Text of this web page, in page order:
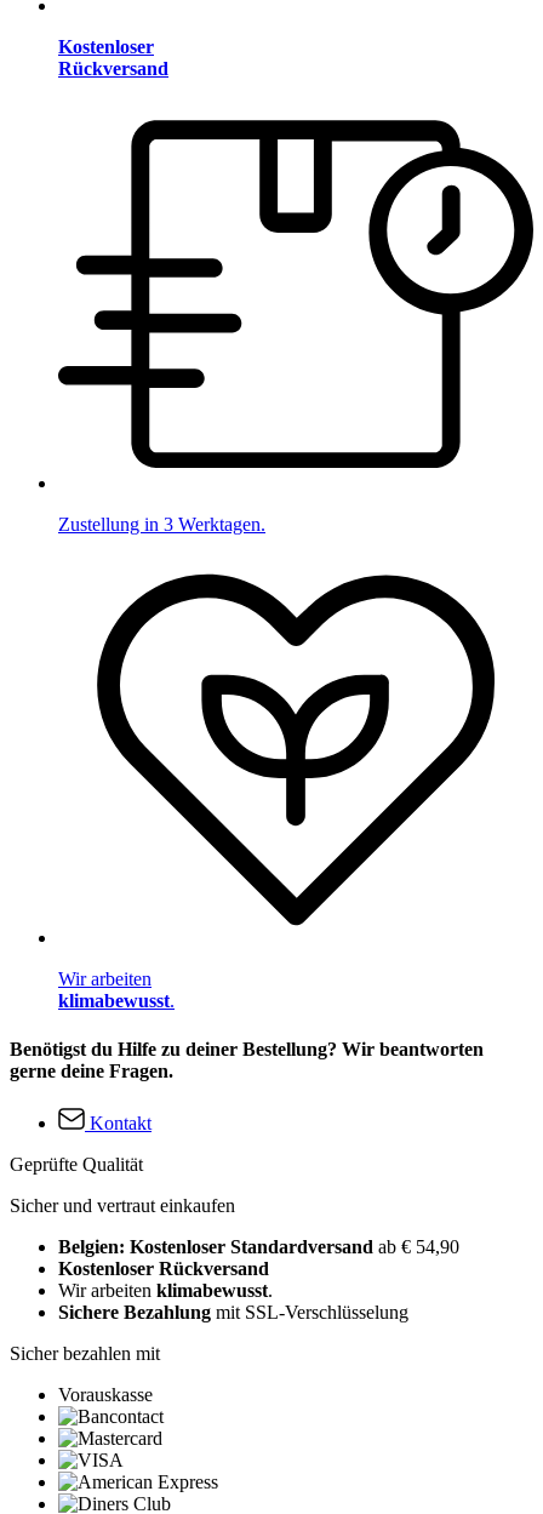
Kostenloser
Rückversand
Zustellung in 3 Werktagen.
Wir arbeiten
klimabewusst.
Benötigst du Hilfe zu deiner Bestellung? Wir beantworten
gerne deine Fragen.
Kontakt
Geprüfte Qualität
Sicher und vertraut einkaufen
Belgien: Kostenloser Standardversand ab € 54,90
Kostenloser Rückversand
Wir arbeiten klimabewusst.
Sichere Bezahlung mit SSL-Verschlüsselung
Sicher bezahlen mit
Vorauskasse